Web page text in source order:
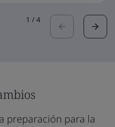
1 / 4
preparación para la